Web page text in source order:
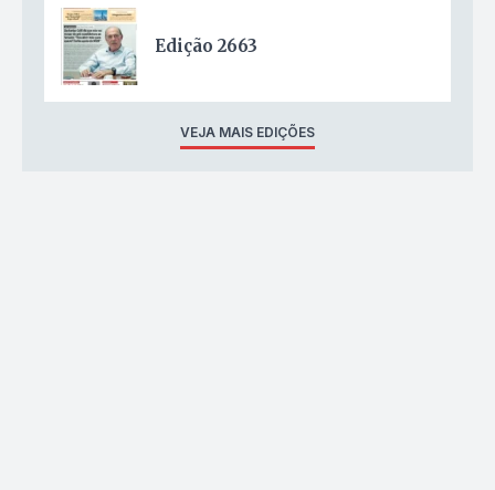
Edição 2663
VEJA MAIS EDIÇÕES